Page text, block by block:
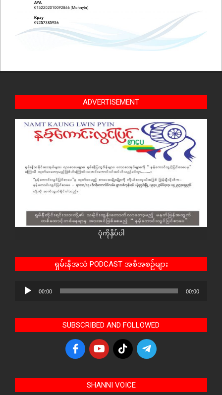
ADVERTISEMENT
ပုံကိုနှိပ်ပါ
ရှမ်းနီအသံ PODCAST အစီအစဉ်များ
Audio
00:00 00:00
SUBSCRIBED AND FOLLOWED
SHANNI VOICE